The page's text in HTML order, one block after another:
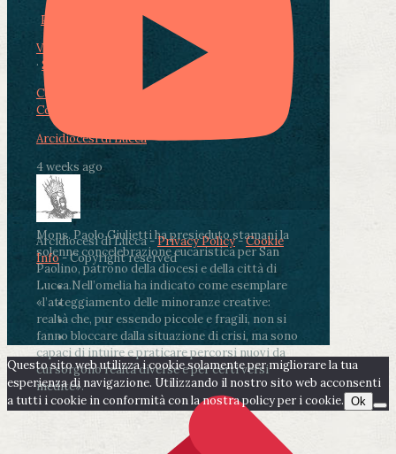
Photo
View on Facebook
· Share
Condividi su Facebook
Condividi su LinkedIn
Arcidiocesi di Lucca
4 weeks ago
Mons. Paolo Giulietti ha presieduto stamani la
solenne concelebrazione eucaristica per San
Paolino, patrono della diocesi e della città di
Lucca.Nell’omelia ha indicato come esemplare
«l’atteggiamento delle minoranze creative:
realtà che, pur essendo piccole e fragili, non si
fanno bloccare dalla situazione di crisi, ma sono
capaci di intuire e praticare percorsi nuovi da
cui sorgono realtà diverse e per certi versi
inedite».
Arcidiocesi di Lucca -Privacy Policy-Cookie
Info- Copyright reserved
Questo sito web utilizza i cookie solamente per migliorare la tua
esperienza di navigazione. Utilizzando il nostro sito web acconsenti
a tutti i cookie in conformità con la nostra policy per i cookie. Ok